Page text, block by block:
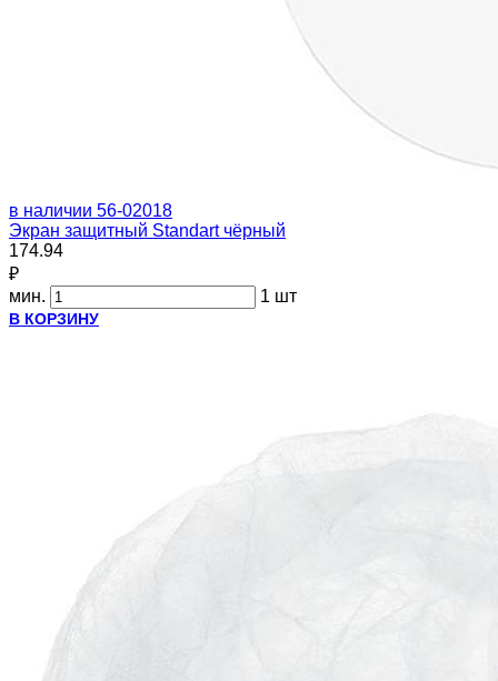
в наличии 56-02018
Экран защитный Standart чёрный
174.94
₽
мин.
1 шт
В КОРЗИНУ